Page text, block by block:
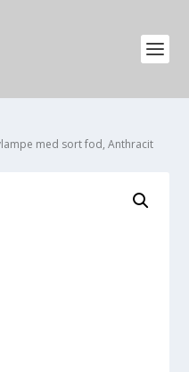
med sort fod, Anthracit